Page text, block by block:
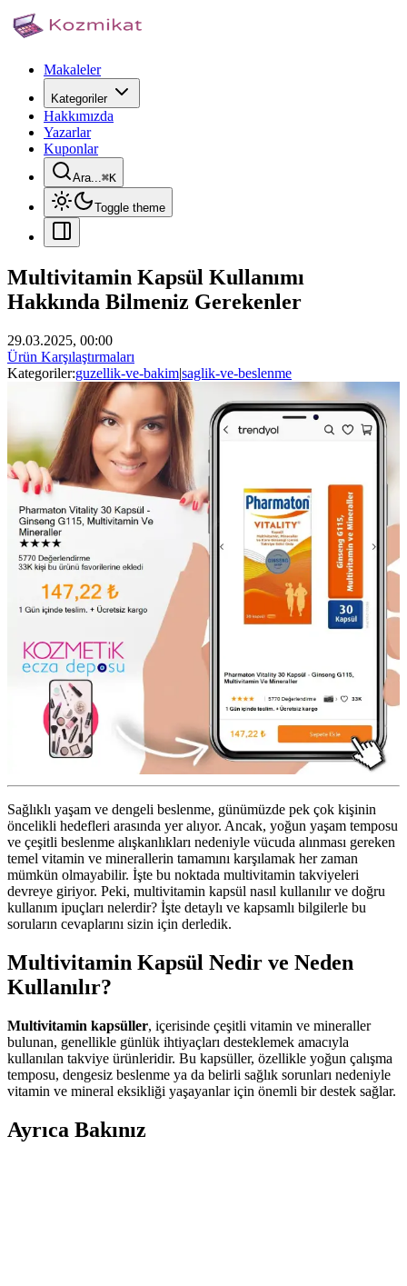
Makaleler
Kategoriler
Hakkımızda
Yazarlar
Kuponlar
Ara...⌘K
Toggle theme
Multivitamin Kapsül Kullanımı
Hakkında Bilmeniz Gerekenler
29.03.2025, 00:00
Ürün Karşılaştırmaları
Kategoriler:guzellik-ve-bakim|saglik-ve-beslenme
Sağlıklı yaşam ve dengeli beslenme, günümüzde pek çok kişinin
öncelikli hedefleri arasında yer alıyor. Ancak, yoğun yaşam temposu
ve çeşitli beslenme alışkanlıkları nedeniyle vücuda alınması gereken
temel vitamin ve minerallerin tamamını karşılamak her zaman
mümkün olmayabilir. İşte bu noktada multivitamin takviyeleri
devreye giriyor. Peki, multivitamin kapsül nasıl kullanılır ve doğru
kullanım ipuçları nelerdir? İşte detaylı ve kapsamlı bilgilerle bu
soruların cevaplarını sizin için derledik.
Multivitamin Kapsül Nedir ve Neden
Kullanılır?
Multivitamin kapsüller, içerisinde çeşitli vitamin ve mineraller
bulunan, genellikle günlük ihtiyaçları desteklemek amacıyla
kullanılan takviye ürünleridir. Bu kapsüller, özellikle yoğun çalışma
temposu, dengesiz beslenme ya da belirli sağlık sorunları nedeniyle
vitamin ve mineral eksikliği yaşayanlar için önemli bir destek sağlar.
Ayrıca Bakınız